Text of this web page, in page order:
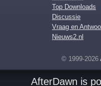
Top Downloads
Discussie
Vraag en
Nieuws2.nl
© 1999-2026
AfterDawn is